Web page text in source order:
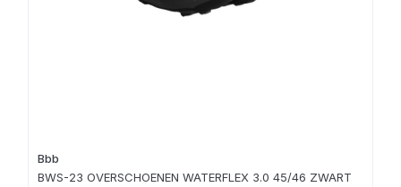
Bbb
BWS-23 OVERSCHOENEN WATERFLEX 3.0 45/46 ZWART